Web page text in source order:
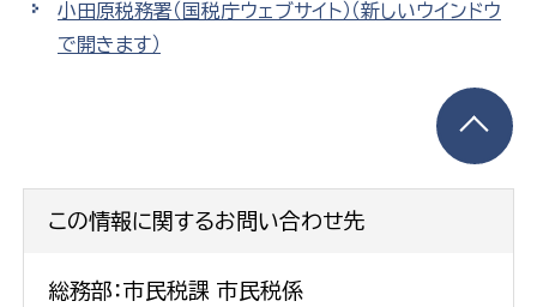
小田原税務署（国税庁ウェブサイト） （新しいウインドウ
で開きます）
この情報に関するお問い合わせ先
総務部：市民税課 市民税係